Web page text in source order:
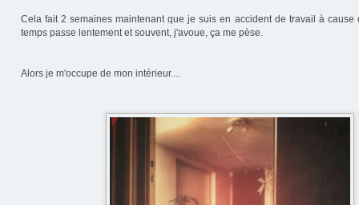
Cela fait 2 semaines maintenant que je suis en accident de travail à cause
temps passe lentement et souvent, j'avoue, ça me pèse.
Alors je m'occupe de mon intérieur....